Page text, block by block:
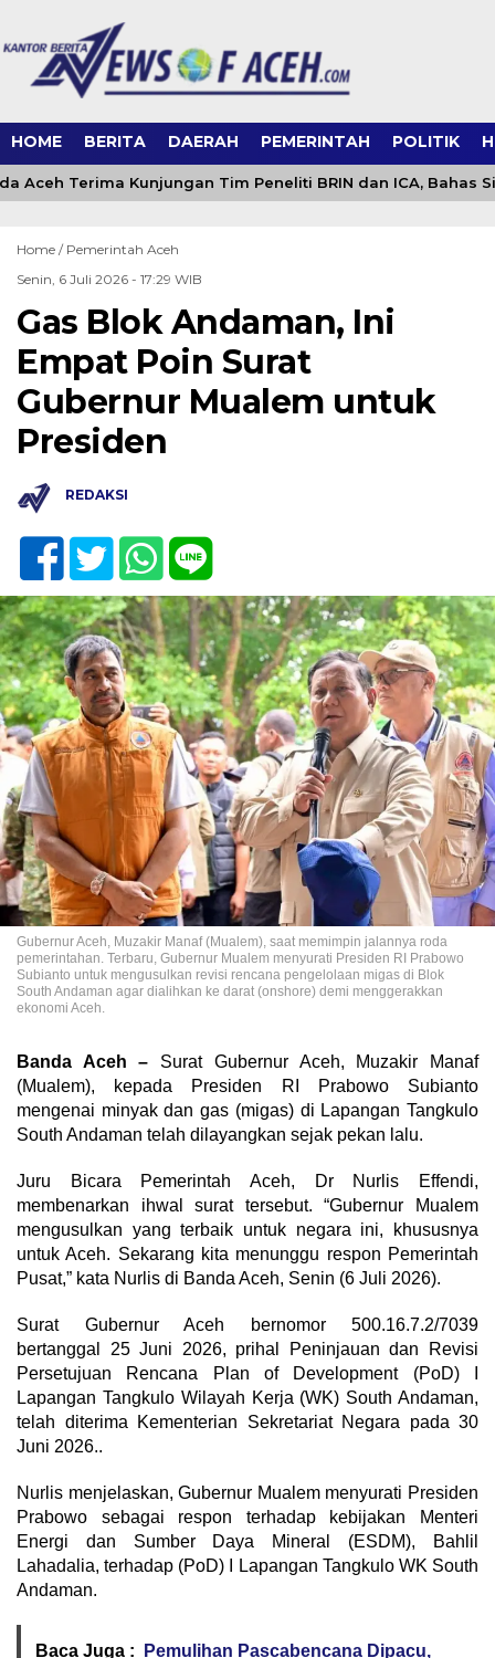
HOME BERITA DAERAH PEMERINTAH POLITIK
Aceh Terima Kunjungan Tim Peneliti BRIN dan ICA, Bahas
Home / Pemerintah Aceh
Senin, 6 Juli 2026 - 17:29 WIB
Gas Blok Andaman, Ini
Empat Poin Surat
Gubernur Mualem untuk
Presiden
REDAKSI
Gubernur Aceh, Muzakir Manaf (Mualem), saat memimpin jalannya roda
pemerintahan. Terbaru, Gubernur Mualem menyurati Presiden RI Prabowo
Subianto untuk mengusulkan revisi rencana pengelolaan migas di Blok
South Andaman agar dialihkan ke darat (onshore) demi menggerakkan
ekonomi Aceh.
Banda Aceh – Surat Gubernur Aceh, Muzakir Manaf
(Mualem), kepada Presiden RI Prabowo Subianto
mengenai minyak dan gas (migas) di Lapangan Tangkulo
South Andaman telah dilayangkan sejak pekan lalu.
Juru Bicara Pemerintah Aceh, Dr Nurlis Effendi,
membenarkan ihwal surat tersebut. “Gubernur Mualem
mengusulkan yang terbaik untuk negara ini, khususnya
untuk Aceh. Sekarang kita menunggu respon Pemerintah
Pusat,” kata Nurlis di Banda Aceh, Senin (6 Juli 2026).
Surat Gubernur Aceh bernomor 500.16.7.2/7039
bertanggal 25 Juni 2026, prihal Peninjauan dan Revisi
Persetujuan Rencana Plan of Development (PoD) I
Lapangan Tangkulo Wilayah Kerja (WK) South Andaman,
telah diterima Kementerian Sekretariat Negara pada 30
Juni 2026..
Nurlis menjelaskan, Gubernur Mualem menyurati Presiden
Prabowo sebagai respon terhadap kebijakan Menteri
Energi dan Sumber Daya Mineral (ESDM), Bahlil
Lahadalia, terhadap (PoD) I Lapangan Tangkulo WK South
Andaman.
Baca Juga :
Pemulihan Pascabencana Dipacu,